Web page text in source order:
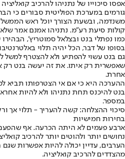
אפסו סיכוייו של נתניהו להרכיב
גורמים במערכת הפוליטית סבורים כי
משנדמה, ובשעת הצורך יוכל ראש
קולות סיעת רע"מ. נתניהו אמנם אמר
כמו נפתלי בנט ובצלאל סמוטריץ',
בסופו של דבר, הכל יהיה תלוי
שאפשרית רק איתו. את זה יעשה בנט רק
אחרת.
ההערכה היא כי אם אי הצטרפותו תביא
בנט להיכנס תחת נתניהו ולא להיות
במספר.
סיכוי ההצלחה: קשה להעריך - תלוי אך
בחירות חמישיות
ארבע פעמים לא היתה הכרעה. אף
נחושים יותר ולהוטים יותר להרכיב
הערבים, עדיין יכולה להיות אפשרות
מהצדדים להרכיב קואליציה.